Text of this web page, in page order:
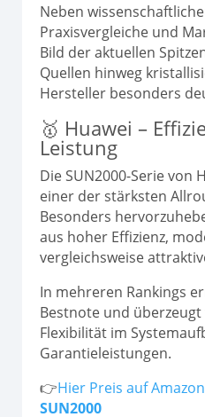
Neben
Praxisvergleiche und
Bild der aktuellen
Quellen hinweg
Hersteller besonders
🥇 Huawei –
Leistung
Die SUN2000-Serie von
einer der stärksten
Besonders
aus hoher Effizienz,
vergleichsweise
In mehreren Rankings
Bestnote und
Flexibilität im
Garantieleistungen.
👉Hier Preis auf
SUN2000